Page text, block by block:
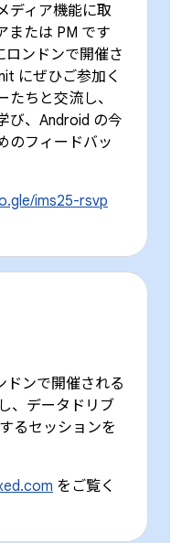
ディア機能に取
または PM です
ロンドンで開催さ
にぜひご参加く
ちと交流し、
び、Android の今
のフィードバッ
ims25-rsvp
ドンで開催される
、データドリブ
るセッションを
をご覧く